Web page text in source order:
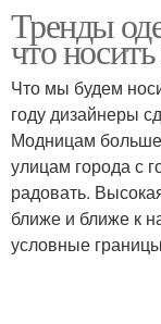
Тренды
что
Что мы будем
году дизайнеры
Модницам
улицам города с
радовать.
ближе и ближе к
условные